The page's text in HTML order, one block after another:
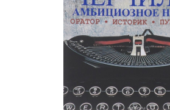
обсуждаемые